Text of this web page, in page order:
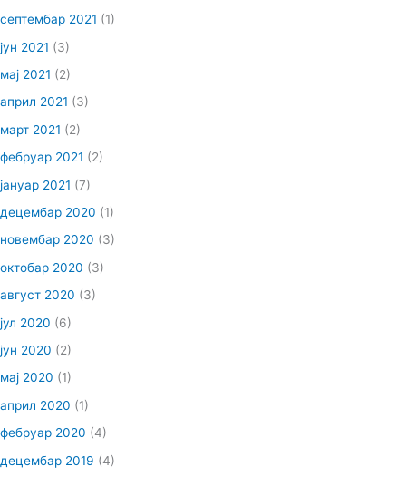
септембар 2021 (1)
јун 2021 (3)
мај 2021 (2)
април 2021 (3)
март 2021 (2)
фебруар 2021 (2)
јануар 2021 (7)
децембар 2020 (1)
новембар 2020 (3)
октобар 2020 (3)
август 2020 (3)
јул 2020 (6)
јун 2020 (2)
мај 2020 (1)
април 2020 (1)
фебруар 2020 (4)
децембар 2019 (4)